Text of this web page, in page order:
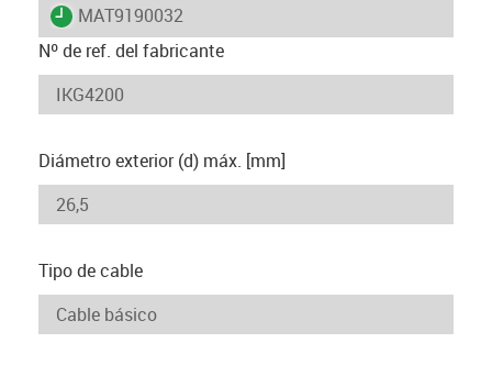
igus-icon-lieferzeit
MAT9190032
Nº de ref. del fabricante
Diámetro exterior (d) máx. [mm]
Tipo de cable